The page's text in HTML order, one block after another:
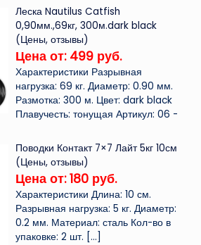
Леска Nautilus Catfish
0,90мм.,69кг, 300м.dark black
(Цены, отзывы)
Цена от: 499 руб.
Характеристики Разрывная
нагрузка: 69 кг. Диаметр: 0.90 мм.
Размотка: 300 м. Цвет: dark black
Плавучесть: тонущая Артикул: 06 -
Поводки Контакт 7×7 Лайт 5кг 10см
(Цены, отзывы)
Цена от: 180 руб.
Характеристики Длина: 10 см.
Разрывная нагрузка: 5 кг. Диаметр:
0.2 мм. Материал: сталь Кол-во в
упаковке: 2 шт. […]